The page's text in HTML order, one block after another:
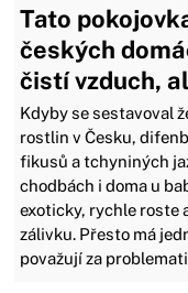
Tato
českých
čistí vzduch,
Kdyby se sestavoval
rostlin v Česku,
fikusů a tchyniných
chodbách i doma u
exoticky, rychle roste
zálivku. Přesto má
považují za